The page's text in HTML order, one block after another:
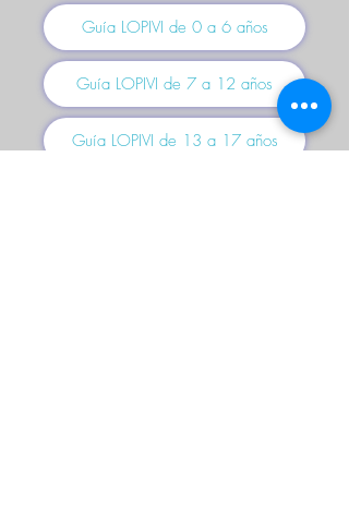
Guía LOPIVI de 0 a 6 años
Guía LOPIVI de 7 a 12 años
Guía LOPIVI de 13 a 17 años